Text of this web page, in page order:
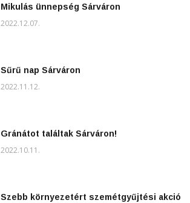
Mikulás ünnepség Sárváron
2022.12.07.
Sűrű nap Sárváron
2022.11.12.
Gránátot találtak Sárváron!
2022.10.11.
Szebb környezetért szemétgyűjtési akció